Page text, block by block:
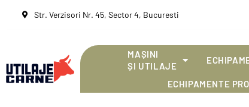
Str. Verzisori Nr. 45, Sector 4, Bucuresti
MAȘINI
ȘI UTILAJE
ECHIPAMENTE